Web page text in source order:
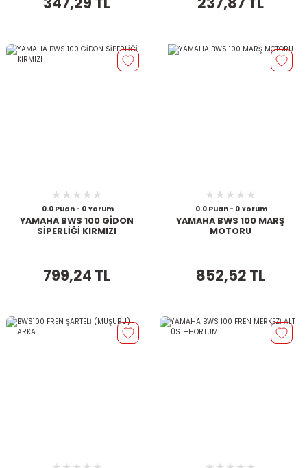
0.0 Puan - 0 Yorum
YAMAHA BWS 100 GİDON
SİPERLİĞİ KIRMIZI
799,24 TL
0.0 Puan - 0 Yorum
YAMAHA BWS 100 MARŞ
MOTORU
852,52 TL